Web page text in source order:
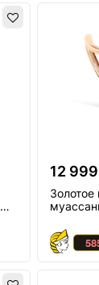
12
Золотое